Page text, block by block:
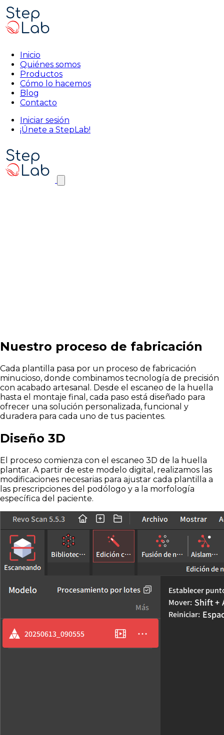
Inicio
Quiénes somos
Productos
Cómo lo hacemos
Blog
Contacto
Iniciar sesión
¡Únete a StepLab!
Nuestro proceso de fabricación
Cada plantilla pasa por un proceso de fabricación
minucioso, donde combinamos tecnología de precisión
con acabado artesanal. Desde el escaneo de la huella
hasta el montaje final, cada paso está diseñado para
ofrecer una solución personalizada, funcional y
duradera para cada uno de tus pacientes.
Diseño 3D
El proceso comienza con el escaneo 3D de la huella
plantar. A partir de este modelo digital, realizamos las
modificaciones necesarias para ajustar cada plantilla a
las prescripciones del podólogo y a la morfología
específica del paciente.